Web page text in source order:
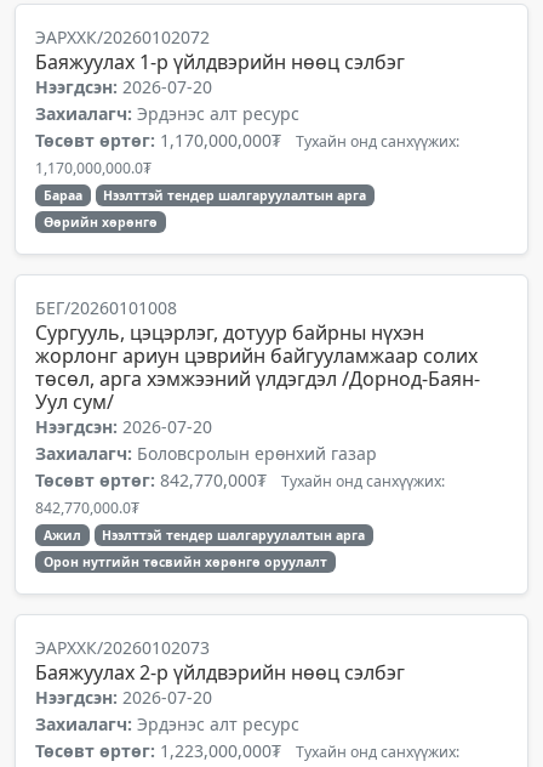
ЭАРХХК/20260102072
Баяжуулах 1-р үйлдвэрийн нөөц сэлбэг
Нээгдсэн: 2026-07-20
Захиалагч: Эрдэнэс алт ресурс
Төсөвт өртөг: 1,170,000,000₮ Тухайн онд санхүүжих:
1,170,000,000.0₮
Бараа
Нээлттэй тендер шалгаруулалтын арга
Өөрийн хөрөнгө
БЕГ/20260101008
Сургууль, цэцэрлэг, дотуур байрны нүхэн
жорлонг ариун цэврийн байгууламжаар солих
төсөл, арга хэмжээний үлдэгдэл /Дорнод-Баян-
Уул сум/
Нээгдсэн: 2026-07-20
Захиалагч: Боловсролын ерөнхий газар
Төсөвт өртөг: 842,770,000₮ Тухайн онд санхүүжих:
842,770,000.0₮
Ажил
Нээлттэй тендер шалгаруулалтын арга
Орон нутгийн төсвийн хөрөнгө оруулалт
ЭАРХХК/20260102073
Баяжуулах 2-р үйлдвэрийн нөөц сэлбэг
Нээгдсэн: 2026-07-20
Захиалагч: Эрдэнэс алт ресурс
Төсөвт өртөг: 1,223,000,000₮ Тухайн онд санхүүжих: